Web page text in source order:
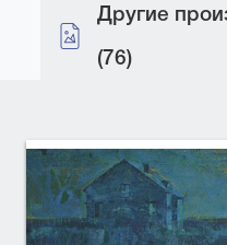
Другие
(76)